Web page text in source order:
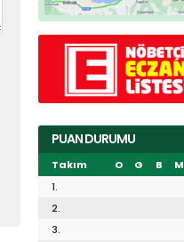
PUAN DURUMU
Takım O G B M
1.
2.
3.